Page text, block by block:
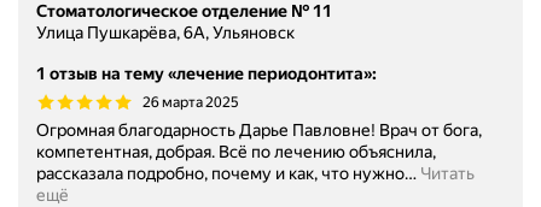
Стоматологическое отделение № 11
Улица Пушкарёва, 6А, Ульяновск
1 отзыв на тему «лечение периодонтита»:
26 марта 2025
Огромная благодарность Дарье Павловне! Врач от бога,
компетентная, добрая. Всё по лечению объяснила,
рассказала подробно, почему и как, что нужно… Читать
ещё